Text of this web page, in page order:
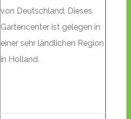
von Deutschland. Dieses
Gartencenter ist gelegen in
einer sehr ländlichen Region
in Holland.